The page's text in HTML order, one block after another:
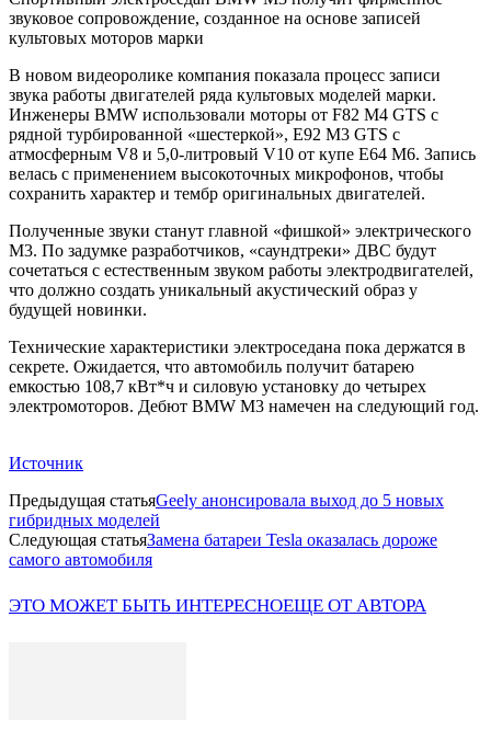
звуковое сопровождение, созданное на основе записей
культовых моторов марки
В новом видеоролике компания показала процесс записи
звука работы двигателей ряда культовых моделей марки.
Инженеры BMW использовали моторы от F82 M4 GTS с
рядной турбированной «шестеркой», E92 M3 GTS с
атмосферным V8 и 5,0-литровый V10 от купе E64 M6. Запись
велась с применением высокоточных микрофонов, чтобы
сохранить характер и тембр оригинальных двигателей.
Полученные звуки станут главной «фишкой» электрического
M3. По задумке разработчиков, «саундтреки» ДВС будут
сочетаться с естественным звуком работы электродвигателей,
что должно создать уникальный акустический образ у
будущей новинки.
Технические характеристики электроседана пока держатся в
секрете. Ожидается, что автомобиль получит батарею
емкостью 108,7 кВт*ч и силовую установку до четырех
электромоторов. Дебют BMW M3 намечен на следующий год.
Источник
Предыдущая статьяGeely анонсировала выход до 5 новых
гибридных моделей
Следующая статьяЗамена батареи Tesla оказалась дороже
самого автомобиля
ЭТО МОЖЕТ БЫТЬ ИНТЕРЕСНОЕЩЕ ОТ АВТОРА